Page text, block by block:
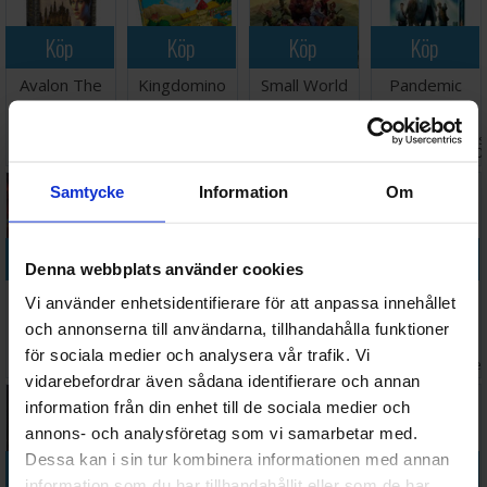
Samtycke Information Om
Denna webbplats använder cookies
Vi använder enhetsidentifierare för att anpassa innehållet
och annonserna till användarna, tillhandahålla funktioner
för sociala medier och analysera vår trafik. Vi
vidarebefordrar även sådana identifierare och annan
information från din enhet till de sociala medier och
annons- och analysföretag som vi samarbetar med.
Dessa kan i sin tur kombinera informationen med annan
Köp
Avalon The
Resistance
Köp
Kingdomino
Brädspel
Köp
Small World
Brädspel -
Köp
Pandemic
Brädspel
498 SEK 2026-
Köp
Deception
Murder in
Brädspel
448 SEK Väntas in:
2026-09-30
Köp
Dixit Odyssey
Brädspel
243 SEK I lager:7
Köp
Codenames
Pictures XXL
Kortspel
558 SEK Väntas in:
2026-09-30
Omvendtspillet
Familie -
I
Köp Köp Köp Köp